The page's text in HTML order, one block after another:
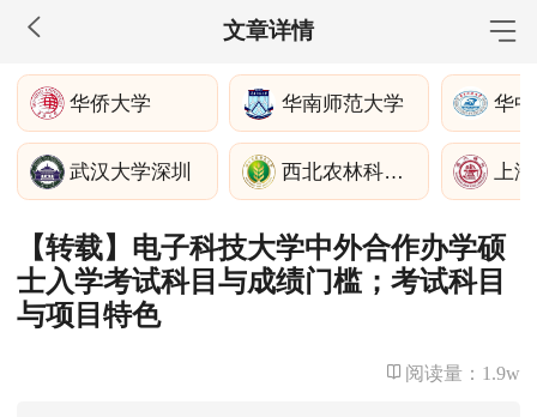
文章详情
MBA工商管理
院校库 考试报名 招生政策 学制学费
报名流程
考试真题
报考经验 招生简章
MEM工程管理
院校库 考试报名 招生政策 学制学费
报名流程
考试真题
报考经验
华侨大学 华南师范大学
武汉大学深圳 西北农林科技大学
【转载】电子科技大学中外合作办学硕
士入学考试科目与成绩门槛；考试科目
与项目特色
阅读量： 1.9w